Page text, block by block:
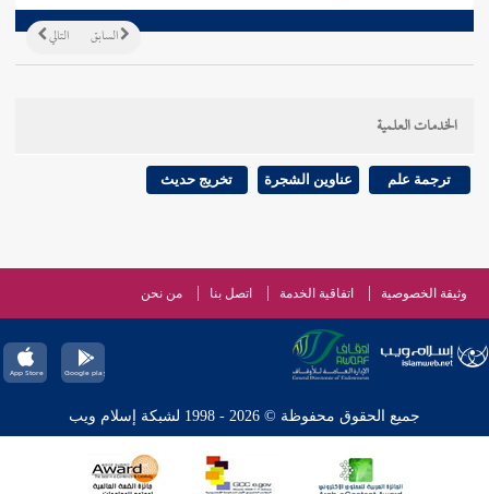
التالي السابق
الخدمات العلمية
ترجمة علم عناوين الشجرة تخريج حديث
وثيقة الخصوصية اتفاقية الخدمة اتصل بنا من نحن
جميع الحقوق محفوظة © 2026 - 1998 لشبكة إسلام ويب